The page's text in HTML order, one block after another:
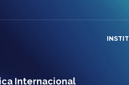
Internacional